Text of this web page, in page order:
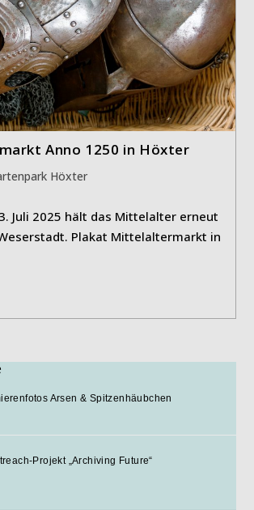
Anno 1250 in Höxter
Höxter
Juli 2025 hält das Mittelalter erneut
Plakat Mittelaltermarkt in
Arsen & Spitzenhäubchen
Projekt „Archiving Future“